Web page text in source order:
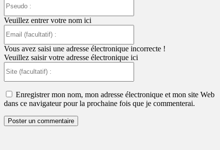
Veuillez entrer votre nom ici
:
Vous avez saisi une adresse électronique incorrecte !
Veuillez saisir votre adresse électronique ici
:
Enregistrer mon nom, mon adresse électronique et mon site Web
dans ce navigateur pour la prochaine fois que je commenterai.